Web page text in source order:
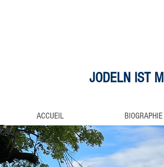
JODELN IST
ACCUEIL BIOGRAPHIE